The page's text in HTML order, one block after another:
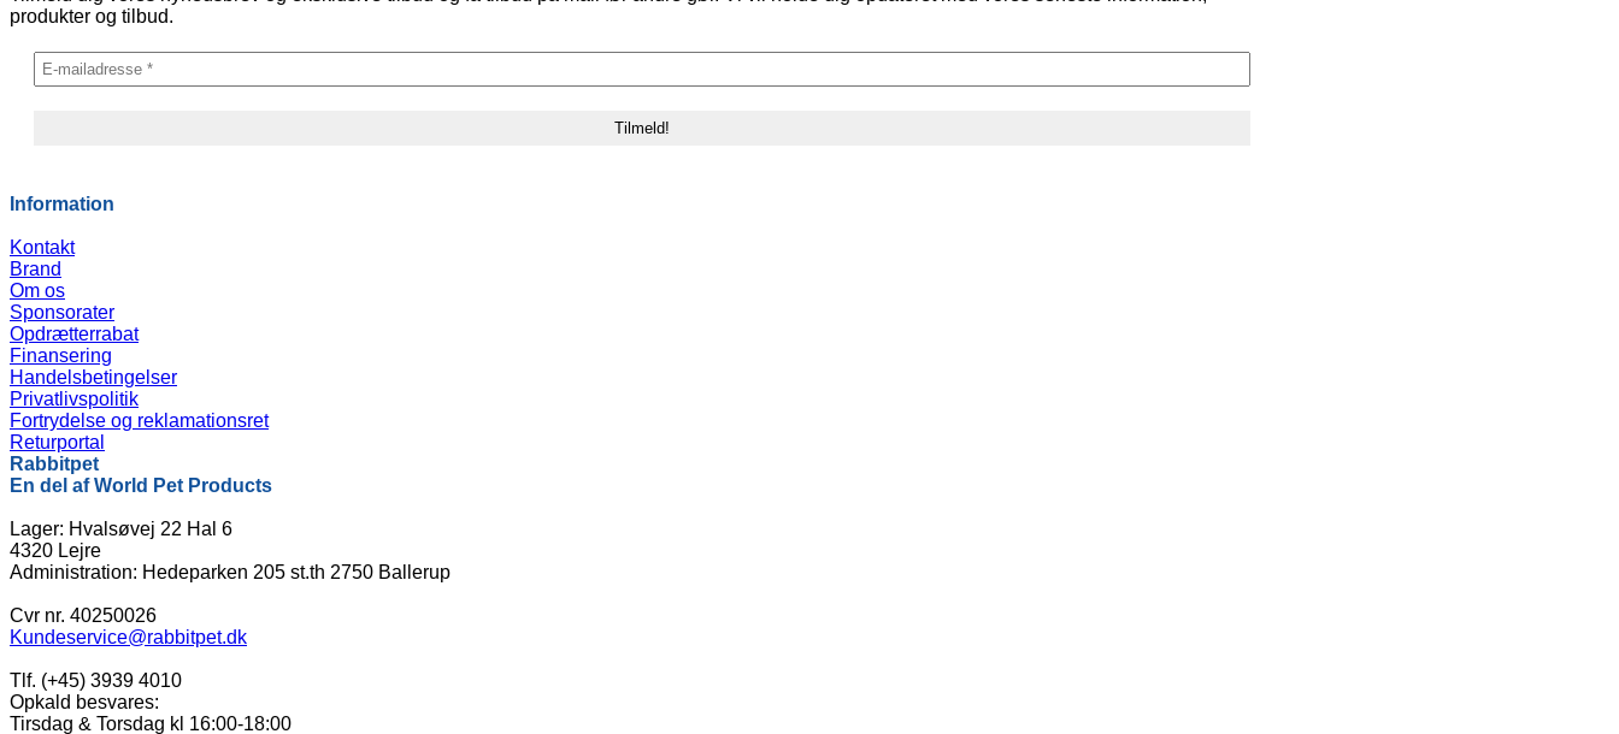
produkter og tilbud.
Information
Kontakt
Brand
Om os
Sponsorater
Opdrætterrabat
Finansering
Handelsbetingelser
Privatlivspolitik
Fortrydelse og reklamationsret
Returportal
Rabbitpet
En del af World Pet Products
Lager: Hvalsøvej 22 Hal 6
4320 Lejre
Administration: Hedeparken 205 st.th 2750 Ballerup
Cvr nr. 40250026
Kundeservice@rabbitpet.dk
Tlf. (+45) 3939 4010
Opkald besvares:
Tirsdag & Torsdag kl 16:00-18:00